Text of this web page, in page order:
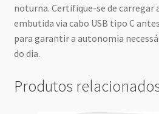
noturna. Certifique-se de carregar
embutida via cabo USB tipo C
para garantir a autonomia
do dia.
Produtos